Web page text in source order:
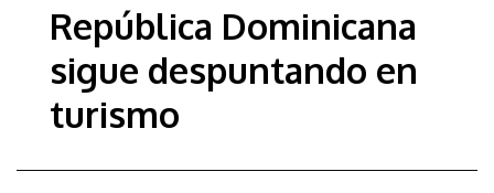
República Dominicana
sigue despuntando en
turismo